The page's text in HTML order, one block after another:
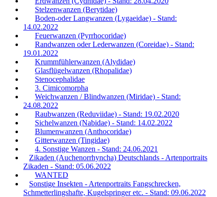
Stelzenwanzen (Berytidae)
Boden-oder Langwanzen (Lygaeidae) - Stand:
14.02.2022
Feuerwanzen (Pyrrhocoridae)
Randwanzen oder Lederwanzen (Coreidae) - Stand:
19.01.2022
Krummfühlerwanzen (Alydidae)
Glasflügelwanzen (Rhopalidae)
Stenocephalidae
3. Cimicomorpha
Weichwanzen / Blindwanzen (Miridae) - Stand:
24.08.2022
Raubwanzen (Reduviidae) - Stand: 19.02.2020
Sichelwanzen (Nabidae) - Stand: 14.02.2022
Blumenwanzen (Anthocoridae)
Gitterwanzen (Tingidae)
4. Sonstige Wanzen - Stand: 24.06.2021
Zikaden (Auchenorrhyncha) Deutschlands - Artenportraits
Zikaden - Stand: 05.06.2022
WANTED
Sonstige Insekten - Artenportraits Fangschrecken,
Schmetterlingshafte, Kugelspringer etc. - Stand: 09.06.2022